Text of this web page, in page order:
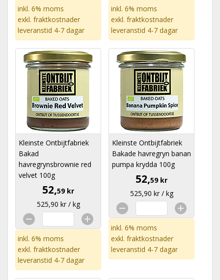
inkl. 6% moms
exkl. fraktkostnader
leveranstid 4-7 dagar
inkl. 6% moms
exkl. fraktkostnader
leveranstid 4-7 dagar
Kleinste Ontbijtfabriek
Bakad
havregrynsbrownie red
velvet 100g
52,59 kr
525,90 kr / kg
inkl. 6% moms
exkl. fraktkostnader
leveranstid 4-7 dagar
Kleinste Ontbijtfabriek
Bakade havregryn banan
pumpa krydda 100g
52,59 kr
525,90 kr / kg
inkl. 6% moms
exkl. fraktkostnader
leveranstid 4-7 dagar